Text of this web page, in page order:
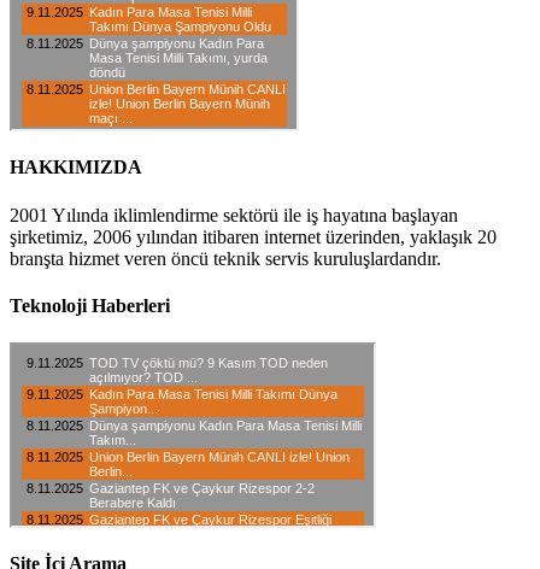
HAKKIMIZDA
2001 Yılında iklimlendirme sektörü ile iş hayatına başlayan
şirketimiz, 2006 yılından itibaren internet üzerinden, yaklaşık 20
branşta hizmet veren öncü teknik servis kuruluşlardandır.
Teknoloji Haberleri
Site İçi Arama